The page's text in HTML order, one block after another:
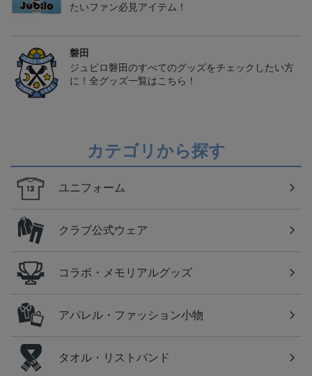
たいファン必見アイテム！
磐田
ジュビロ磐田のすべてのグッズをチェックしたい方
に！全グッズ一覧はこちら！
カテゴリから探す
ユニフォーム
クラブ公式ウェア
コラボ・メモリアルグッズ
アパレル・ファッション小物
タオル・リストバンド